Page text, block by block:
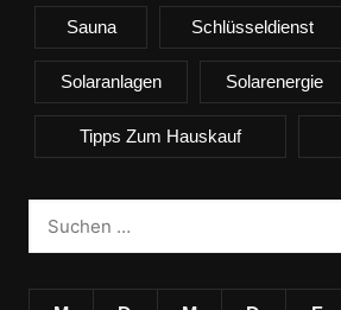
Sauna Schlüsseldienst
Solaranlagen Solarenergie
Tipps Zum Hauskauf